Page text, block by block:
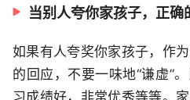
当别人夸你家孩子，正确
如果有人夸奖你家孩子，作
的回应，不要一味地“谦虚”
习成绩好，非常优秀等等。